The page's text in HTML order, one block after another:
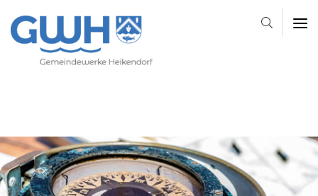
Slider
im
Kopfbereich